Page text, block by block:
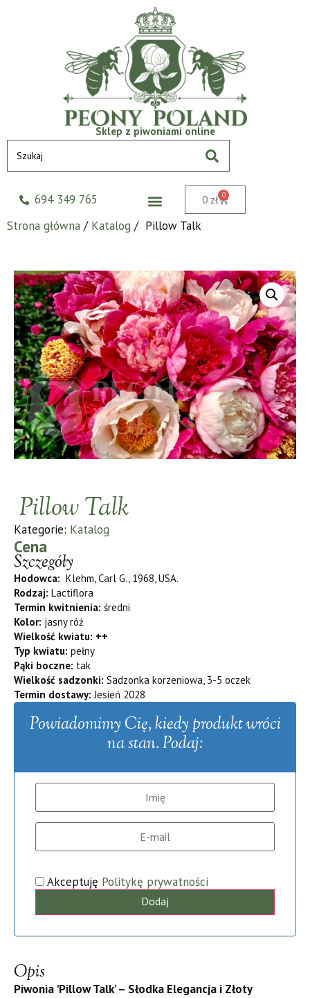
Sklep z piwoniami online
694 349 765 0 zł 0
Strona główna / Katalog / Pillow Talk
Pillow Talk
Kategorie: Katalog
Cena
Szczegóły
Hodowca: Klehm, Carl G., 1968, USA.
Rodzaj: Lactiflora
Termin kwitnienia: średni
Kolor: jasny róż
Wielkość kwiatu: ++
Typ kwiatu: pełny
Pąki boczne: tak
Wielkość sadzonki: Sadzonka korzeniowa, 3-5 oczek
Termin dostawy: Jesień 2028
Powiadomimy Cię, kiedy produkt wróci
na stan. Podaj:
Akceptuję Politykę prywatności
Dodaj
Opis
Piwonia 'Pillow Talk’ – Słodka Elegancja i Złoty